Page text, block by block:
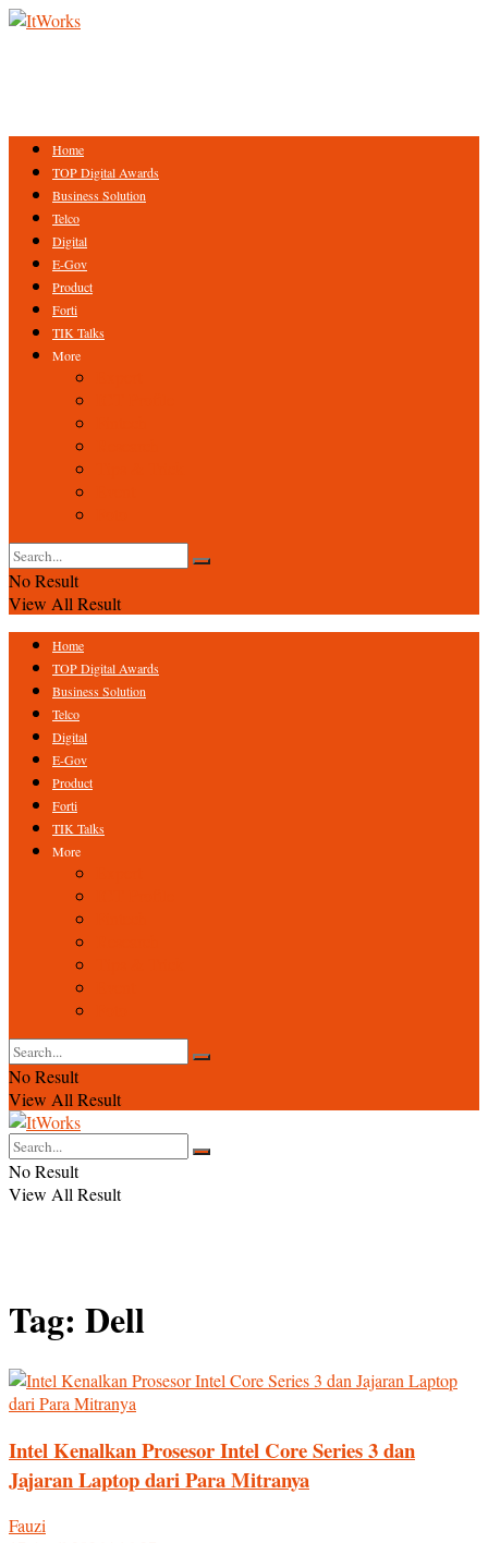
Home
TOP Digital Awards
Business Solution
Telco
Digital
E-Gov
Product
Forti
TIK Talks
More
No Result
View All Result
Home
TOP Digital Awards
Business Solution
Telco
Digital
E-Gov
Product
Forti
TIK Talks
More
No Result
View All Result
No Result
View All Result
Tag: Dell
Intel Kenalkan Prosesor Intel Core Series 3 dan
Jajaran Laptop dari Para Mitranya
Fauzi